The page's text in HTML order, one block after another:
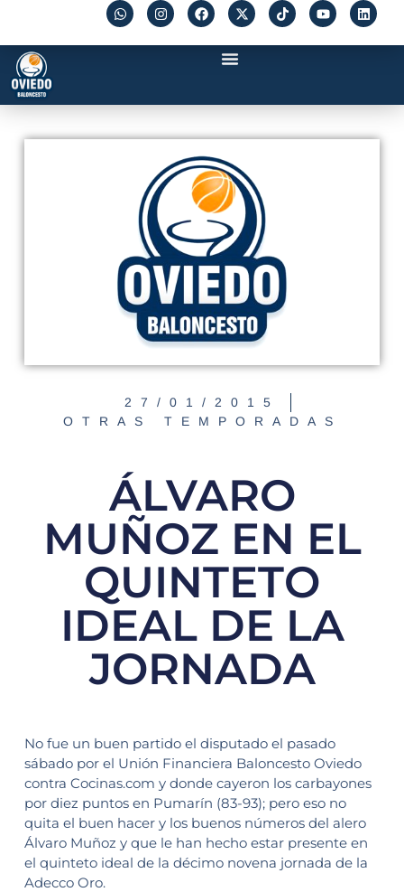
27/01/2015
OTRAS TEMPORADAS
ÁLVARO
MUÑOZ EN EL
QUINTETO
IDEAL DE LA
JORNADA
No fue un buen partido el disputado el pasado
sábado por el Unión Financiera Baloncesto Oviedo
contra Cocinas.com y donde cayeron los carbayones
por diez puntos en Pumarín (83-93); pero eso no
quita el buen hacer y los buenos números del alero
Álvaro Muñoz y que le han hecho estar presente en
el quinteto ideal de la décimo novena jornada de la
Adecco Oro.